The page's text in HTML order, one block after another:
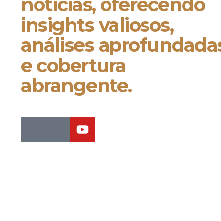
notícias, oferecendo
insights valiosos,
análises
e cobertura
abrangente.